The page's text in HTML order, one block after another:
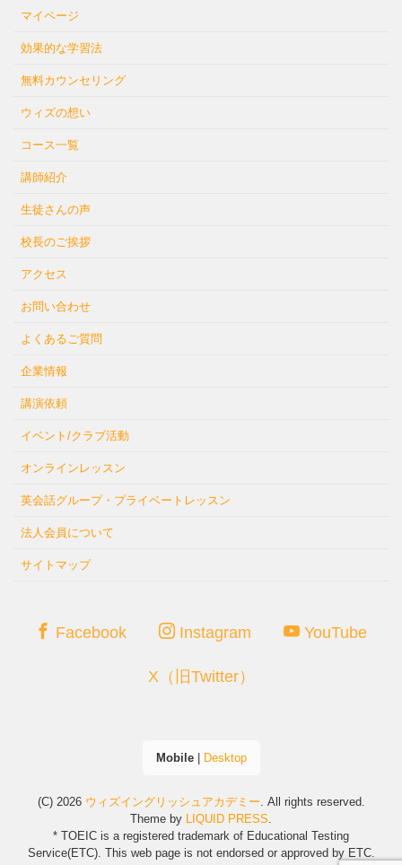
マイページ
効果的な学習法
無料カウンセリング
ウィズの想い
コース一覧
講師紹介
生徒さんの声
校長のご挨拶
アクセス
お問い合わせ
よくあるご質問
企業情報
講演依頼
イベント/クラブ活動
オンラインレッスン
英会話グループ・プライベートレッスン
法人会員について
サイトマップ
Facebook Instagram YouTube
X（旧Twitter）
Mobile| Desktop
(C) 2026 ウィズイングリッシュアカデミー. All rights reserved.
Theme by LIQUID PRESS.
* TOEIC is a registered trademark of Educational Testing
Service(ETC). This web page is not endorsed or approved by ETC.